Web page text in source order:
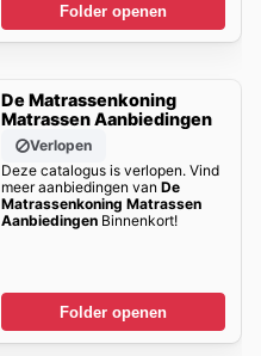
Folder openen
De Matrassenkoning
Matrassen Aanbiedingen
Verlopen
Deze catalogus is verlopen. Vind
meer aanbiedingen van De
Matrassenkoning Matrassen
AanbiedingenBinnenkort!
Folder openen